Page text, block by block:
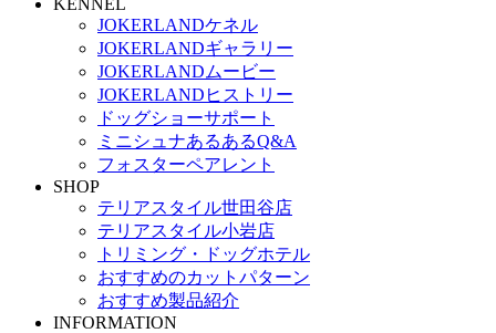
KENNEL
JOKERLANDケネル
JOKERLANDギャラリー
JOKERLANDムービー
JOKERLANDヒストリー
ドッグショーサポート
ミニシュナあるあるQ&A
フォスターペアレント
SHOP
テリアスタイル世田谷店
テリアスタイル小岩店
トリミング・ドッグホテル
おすすめのカットパターン
おすすめ製品紹介
INFORMATION